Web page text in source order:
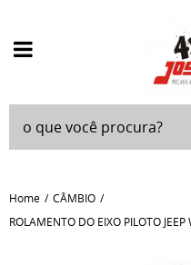
Home
CÂMBIO
ROLAMENTO DO EIXO PILOTO JEEP